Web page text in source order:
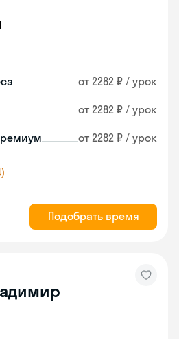
от 2282 ₽ / урок
от 2282 ₽ / урок
от 2282 ₽ / урок
Подобрать время